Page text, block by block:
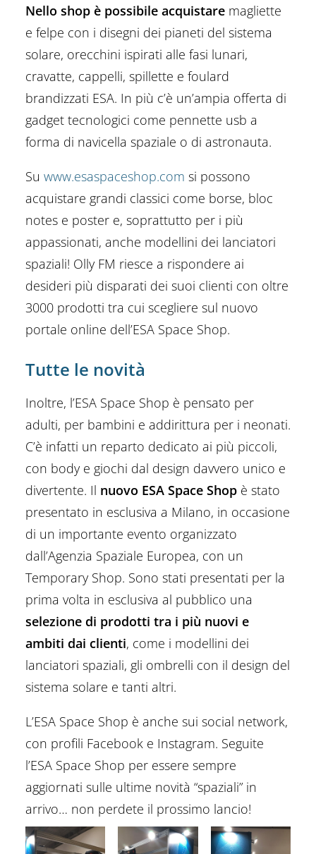
Nello shop è possibile acquistare magliette
e felpe con i disegni dei pianeti del sistema
solare, orecchini ispirati alle fasi lunari,
cravatte, cappelli, spillette e foulard
brandizzati ESA. In più c’è un’ampia offerta di
gadget tecnologici come pennette usb a
forma di navicella spaziale o di astronauta.
Su www.esaspaceshop.com si possono
acquistare grandi classici come borse, bloc
notes e poster e, soprattutto per i più
appassionati, anche modellini dei lanciatori
spaziali! Olly FM riesce a rispondere ai
desideri più disparati dei suoi clienti con oltre
3000 prodotti tra cui scegliere sul nuovo
portale online dell’ESA Space Shop.
Tutte le novità
Inoltre, l’ESA Space Shop è pensato per
adulti, per bambini e addirittura per i neonati.
C’è infatti un reparto dedicato ai più piccoli,
con body e giochi dal design davvero unico e
divertente. Il nuovo ESA Space Shop è stato
presentato in esclusiva a Milano, in occasione
di un importante evento organizzato
dall’Agenzia Spaziale Europea, con un
Temporary Shop. Sono stati presentati per la
prima volta in esclusiva al pubblico una
selezione di prodotti tra i più nuovi e
ambiti dai clienti, come i modellini dei
lanciatori spaziali, gli ombrelli con il design del
sistema solare e tanti altri.
L’ESA Space Shop è anche sui social network,
con profili Facebook e Instagram. Seguite
l’ESA Space Shop per essere sempre
aggiornati sulle ultime novità “spaziali” in
arrivo… non perdete il prossimo lancio!